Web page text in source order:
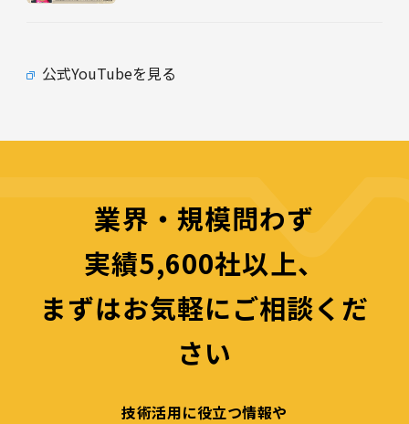
公式YouTubeを見る
業界・規模問わず
実績5,600社以上、
まずはお気軽にご相談くだ
さい
技術活用に役立つ情報や